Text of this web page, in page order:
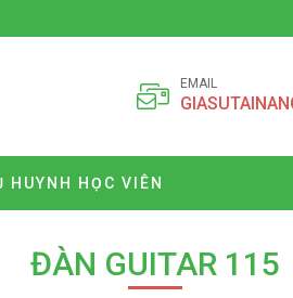
EMAIL
HUYNH HỌC VIÊN
ĐÀN GUITAR 115